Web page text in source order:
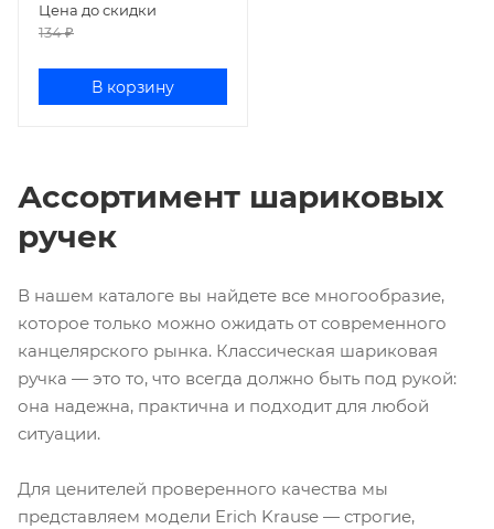
Цена до скидки
134₽
В корзину
Ассортимент шариковых
ручек
В нашем каталоге вы найдете все многообразие,
которое только можно ожидать от современного
канцелярского рынка. Классическая шариковая
ручка — это то, что всегда должно быть под рукой:
она надежна, практична и подходит для любой
ситуации.
Для ценителей проверенного качества мы
представляем модели Erich Krause — строгие,